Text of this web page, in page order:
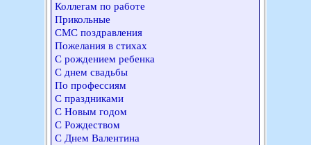
Коллегам по работе
Прикольные
СМС поздравления
Пожелания в стихах
С рождением ребенка
С днем свадьбы
По профессиям
С праздниками
С Новым годом
С Рождеством
С Днем Валентина